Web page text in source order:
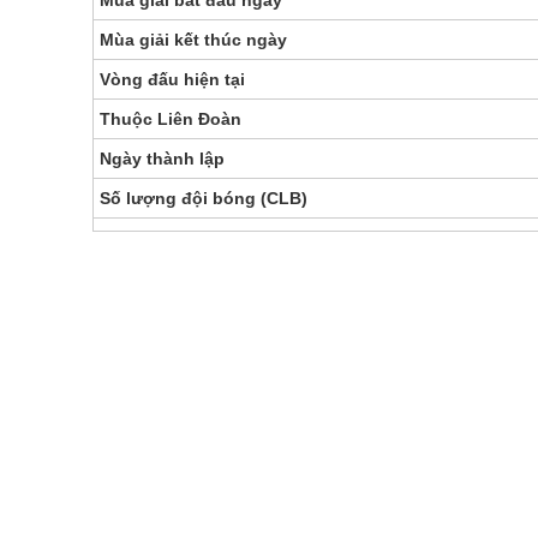
Mùa giải kết thúc ngày
Vòng đấu hiện tại
Thuộc Liên Đoàn
Ngày thành lập
Số lượng đội bóng (CLB)